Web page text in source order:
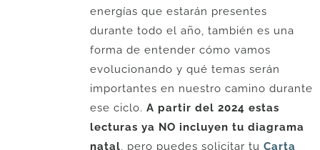
energías que estarán presentes
durante todo el año, también es una
forma de entender cómo vamos
evolucionando y qué temas serán
importantes en nuestro camino durante
ese ciclo. A partir del 2024 estas
lecturas ya NO incluyen tu diagrama
natal, pero puedes solicitar tu Carta